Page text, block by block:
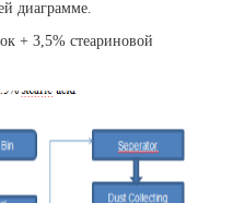
диаграмме.
+ 3,5% стеариновой